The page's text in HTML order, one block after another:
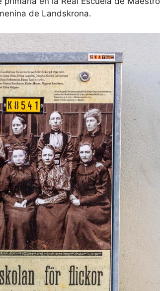
de Landskrona.